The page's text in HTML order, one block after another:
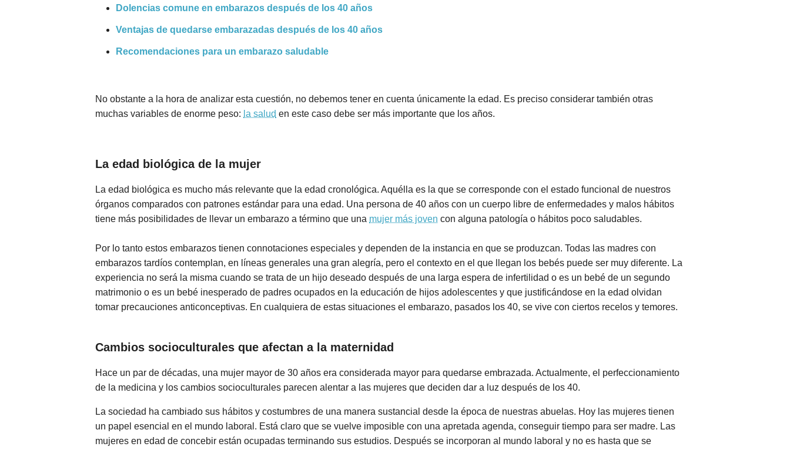
Dolencias comune en embarazos después de los 40 años
Ventajas de quedarse embarazadas después de los 40 años
Recomendaciones para un embarazo saludable
No obstante a la hora de analizar esta cuestión, no debemos tener en cuenta únicamente la edad. Es preciso considerar también otras
muchas variables de enorme peso: la salud en este caso debe ser más importante que los años.
La edad biológica de la mujer
La edad biológica es mucho más relevante que la edad cronológica. Aquélla es la que se corresponde con el estado funcional de nuestros
órganos comparados con patrones estándar para una edad. Una persona de 40 años con un cuerpo libre de enfermedades y malos hábitos
tiene más posibilidades de llevar un embarazo a término que una mujer más joven con alguna patología o hábitos poco saludables.
Por lo tanto estos embarazos tienen connotaciones especiales y dependen de la instancia en que se produzcan. Todas las madres con
embarazos tardíos contemplan, en líneas generales una gran alegría, pero el contexto en el que llegan los bebés puede ser muy diferente. La
experiencia no será la misma cuando se trata de un hijo deseado después de una larga espera de infertilidad o es un bebé de un segundo
matrimonio o es un bebé inesperado de padres ocupados en la educación de hijos adolescentes y que justificándose en la edad olvidan
tomar precauciones anticonceptivas. En cualquiera de estas situaciones el embarazo, pasados los 40, se vive con ciertos recelos y temores.
Cambios socioculturales que afectan a la maternidad
Hace un par de décadas, una mujer mayor de 30 años era considerada mayor para quedarse embrazada. Actualmente, el perfeccionamiento
de la medicina y los cambios socioculturales parecen alentar a las mujeres que deciden dar a luz después de los 40.
La sociedad ha cambiado sus hábitos y costumbres de una manera sustancial desde la época de nuestras abuelas. Hoy las mujeres tienen
un papel esencial en el mundo laboral. Está claro que se vuelve imposible con una apretada agenda, conseguir tiempo para ser madre. Las
mujeres en edad de concebir están ocupadas terminando sus estudios. Después se incorporan al mundo laboral y no es hasta que se